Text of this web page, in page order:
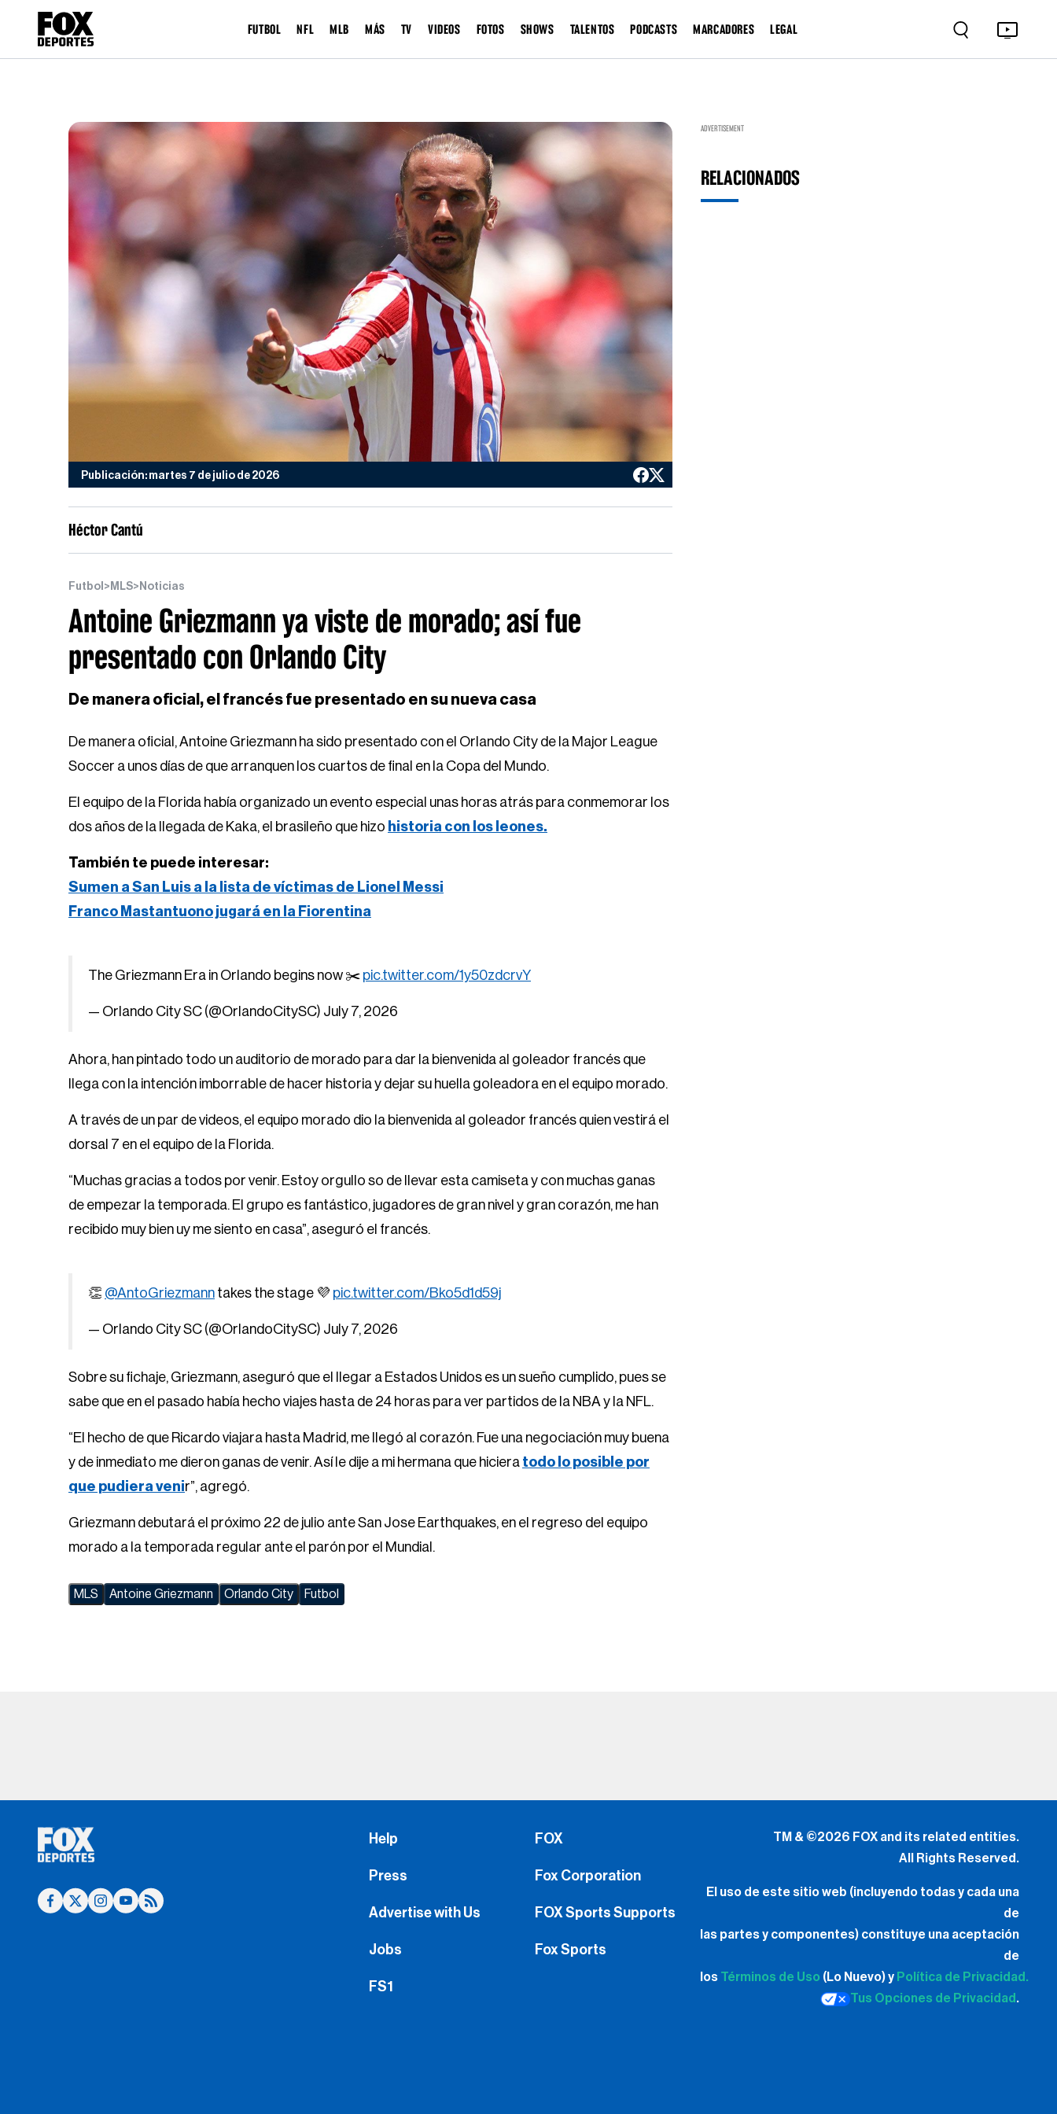
FUTBOL NFL MLB MÁS TV VIDEOS FOTOS SHOWS TALENTOS PODCASTS MARCADORES LEGAL
Publicación: martes 7 de julio de 2026
Héctor Cantú
Futbol > MLS> Noticias
Antoine Griezmann ya viste de morado; así fue
presentado con Orlando City
De manera oficial, el francés fue presentado en su nueva casa
De manera oficial, Antoine Griezmann ha sido presentado con el Orlando City de la Major League
Soccer a unos días de que arranquen los cuartos de final en la Copa del Mundo.
El equipo de la Florida había organizado un evento especial unas horas atrás para conmemorar los
dos años de la llegada de Kaka, el brasileño que hizo historia con los leones.
También te puede interesar:
Sumen a San Luis a la lista de víctimas de Lionel Messi
Franco Mastantuono jugará en la Fiorentina
The Griezmann Era in Orlando begins now ✂️ pic.twitter.com/1y50zdcrvY
— Orlando City SC (@OrlandoCitySC) July 7, 2026
Ahora, han pintado todo un auditorio de morado para dar la bienvenida al goleador francés que
llega con la intención imborrable de hacer historia y dejar su huella goleadora en el equipo morado.
A través de un par de videos, el equipo morado dio la bienvenida al goleador francés quien vestirá el
dorsal 7 en el equipo de la Florida.
“Muchas gracias a todos por venir. Estoy orgullo so de llevar esta camiseta y con muchas ganas
de empezar la temporada. El grupo es fantástico, jugadores de gran nivel y gran corazón, me han
recibido muy bien uy me siento en casa”, aseguró el francés.
👏 @AntoGriezmann takes the stage 💜 pic.twitter.com/Bko5d1d59j
— Orlando City SC (@OrlandoCitySC) July 7, 2026
Sobre su fichaje, Griezmann, aseguró que el llegar a Estados Unidos es un sueño cumplido, pues se
sabe que en el pasado había hecho viajes hasta de 24 horas para ver partidos de la NBA y la NFL.
“El hecho de que Ricardo viajara hasta Madrid, me llegó al corazón. Fue una negociación muy buena
y de inmediato me dieron ganas de venir. Así le dije a mi hermana que hiciera todo lo posible por
que pudiera venir”, agregó.
Griezmann debutará el próximo 22 de julio ante San Jose Earthquakes, en el regreso del equipo
morado a la temporada regular ante el parón por el Mundial.
MLS Antoine Griezmann Orlando City Futbol
ADVERTISEMENT
RELACIONADOS
Press
Advertise with Us
Jobs
FS1
Fox Corporation
FOX Sports Supports
Fox Sports
de
las partes y componentes) constituye una aceptación
Política de Privacidad.
Tus Opciones de Privacidad